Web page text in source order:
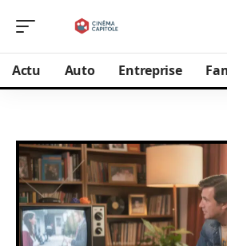
Actu Auto Entreprise